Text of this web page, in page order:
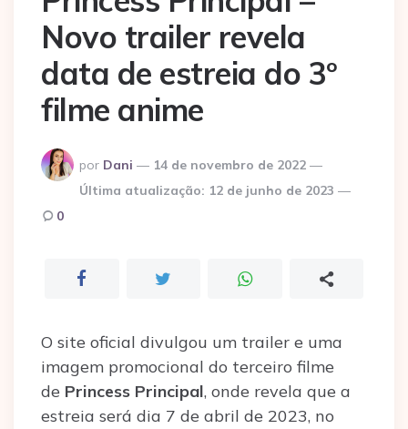
Novo trailer revela
data de estreia do 3º
filme anime
Postado
por
por Dani
14 de novembro de 2022
Última atualização: 12 de junho de 2023
0
O site oficial divulgou um trailer e uma
imagem promocional do terceiro filme
de Princess Principal, onde revela que a
estreia será dia 7 de abril de 2023, no